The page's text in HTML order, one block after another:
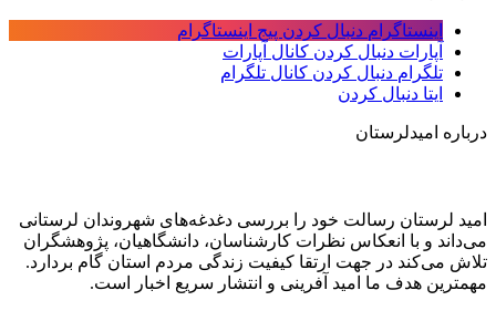
اینستاگرام دنبال کردن پیج اینستاگرام
آپارات دنبال کردن کانال آپارات
تلگرام دنبال کردن کانال تلگرام
ایتا دنبال کردن
درباره امیدلرستان
امید لرستان رسالت خود را بررسی دغدغه‌های شهروندان لرستانی
می‌داند و با انعکاس نظرات کارشناسان، دانشگاهیان، پژوهشگران
تلاش می‌کند در جهت ارتقا کیفیت زندگی مردم استان گام بردارد.
مهمترین هدف ما امید آفرینی و انتشار سریع اخبار است.